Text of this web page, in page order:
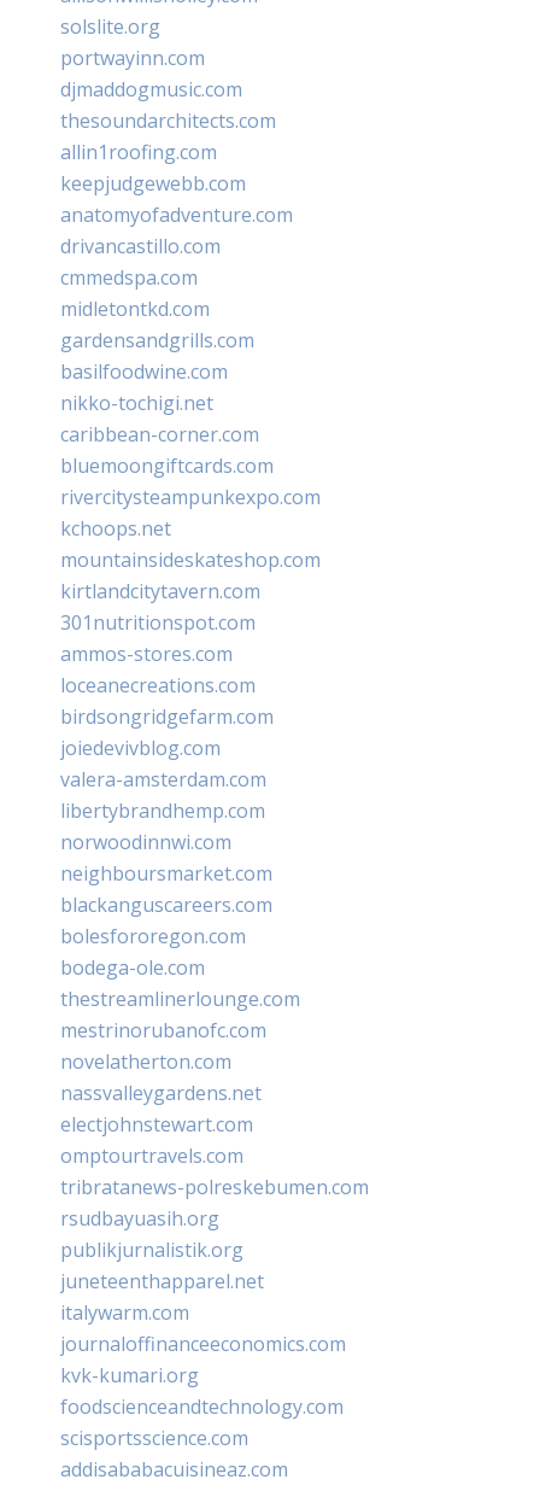
solslite.org
portwayinn.com
djmaddogmusic.com
thesoundarchitects.com
allin1roofing.com
keepjudgewebb.com
anatomyofadventure.com
drivancastillo.com
cmmedspa.com
midletontkd.com
gardensandgrills.com
basilfoodwine.com
nikko-tochigi.net
caribbean-corner.com
bluemoongiftcards.com
rivercitysteampunkexpo.com
kchoops.net
mountainsideskateshop.com
kirtlandcitytavern.com
301nutritionspot.com
ammos-stores.com
loceanecreations.com
birdsongridgefarm.com
joiedevivblog.com
valera-amsterdam.com
libertybrandhemp.com
norwoodinnwi.com
neighboursmarket.com
blackanguscareers.com
bolesfororegon.com
bodega-ole.com
thestreamlinerlounge.com
mestrinorubanofc.com
novelatherton.com
nassvalleygardens.net
electjohnstewart.com
omptourtravels.com
tribratanews-polreskebumen.com
rsudbayuasih.org
publikjurnalistik.org
juneteenthapparel.net
italywarm.com
journaloffinanceeconomics.com
kvk-kumari.org
foodscienceandtechnology.com
scisportsscience.com
addisababacuisineaz.com